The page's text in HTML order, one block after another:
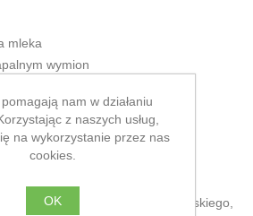
mleka
wymion
skórnym
zgonom prosiąt
mineralnego, roślinnego, morskiego,
nam w działaniu
z naszych usług,
na wykorzystanie przez nas
cookies.
OK